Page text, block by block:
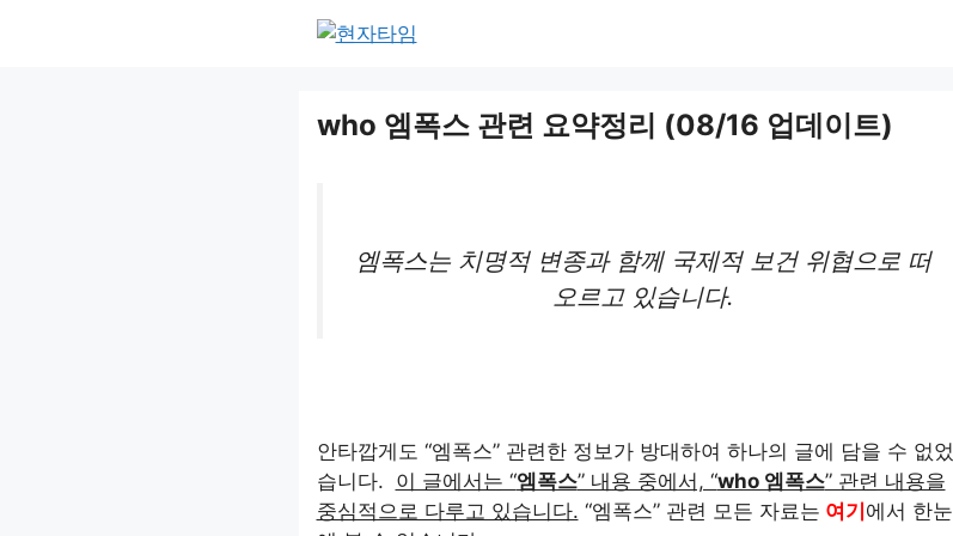
who 엠폭스 관련 요약정리 (08/16 업데이트)
엠폭스는 치명적 변종과 함께 국제적 보건 위협으로 떠
오르고 있습니다.
안타깝게도 “엠폭스” 관련한 정보가 방대하여 하나의 글에 담을 수 없었
습니다. 이 글에서는 “엠폭스” 내용 중에서, “who 엠폭스” 관련 내용을
중심적으로 다루고 있습니다. “엠폭스” 관련 모든 자료는 여기에서 한눈